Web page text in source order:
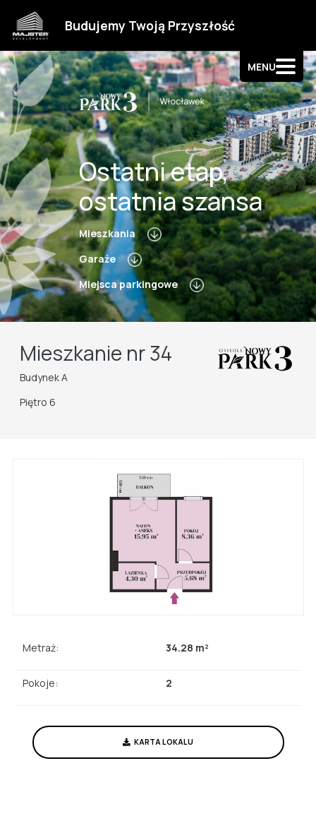
Budujemy Twoją Przyszłość
MENU
Kontakt
Ostatni etap,
ostatnia szansa
Mieszkania
Garaże
Miejsca parkingowe
Mieszkanie nr 34
Budynek A
Piętro 6
Metraż: 34.28 m²
Pokoje: 2
KARTA LOKALU